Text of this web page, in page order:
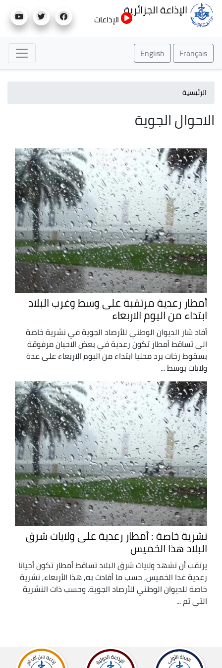
إلى
الإذاعة الجزائرية
الإذاعات
Français
English
الرئيسية
الاحوال الجوية
أمطار رعدية مرتقبة على وسط وغرب البلاد
ابتداء من اليوم الاربعاء
أفاد شار الديوان الوطني للأرصاد الجوية في نشرية خاصة
الى تساقط أمطار تكون رعدية في بعض الاحيان مرفوقة
بسقوط زخات برد محليا ابتداء من اليوم الاربعاء على عدة
ولايات بوسط ...
نشرية خاصة : أمطار رعدية على ولايات شرق
البلاد هذا الخميس
يرتقب أن تشهد ولايات شرق البلاد تساقط أمطار تكون أحيانا
رعدية غدا الخميس, حسب ما أفادت به, هذا الأربعاء, نشرية
خاصة للديوان الوطني للأرصاد الجوية. وحسب ذات النشرية
التي تم ...